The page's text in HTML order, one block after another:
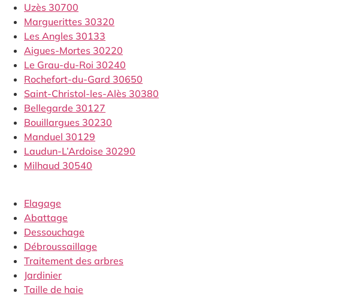
Uzès 30700
Marguerittes 30320
Les Angles 30133
Aigues-Mortes 30220
Le Grau-du-Roi 30240
Rochefort-du-Gard 30650
Saint-Christol-les-Alès 30380
Bellegarde 30127
Bouillargues 30230
Manduel 30129
Laudun-L’Ardoise 30290
Milhaud 30540
Elagage
Abattage
Dessouchage
Débroussaillage
Traitement des arbres
Jardinier
Taille de haie